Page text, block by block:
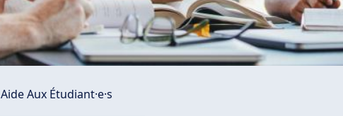
Aide Aux Étudiant·e·s